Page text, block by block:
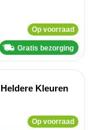
Op voorraad
Gratis bezorging
Kleuren
Op voorraad